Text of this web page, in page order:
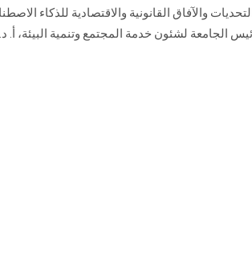
والآفاق القانونية والاقتصادية للذكاء
الجامعة لشئون خدمة المجتمع وتنمية البيئة، أ.